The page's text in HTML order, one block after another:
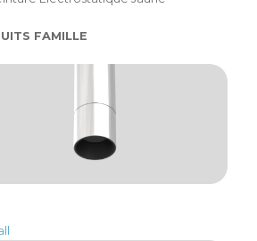
FAMILLE